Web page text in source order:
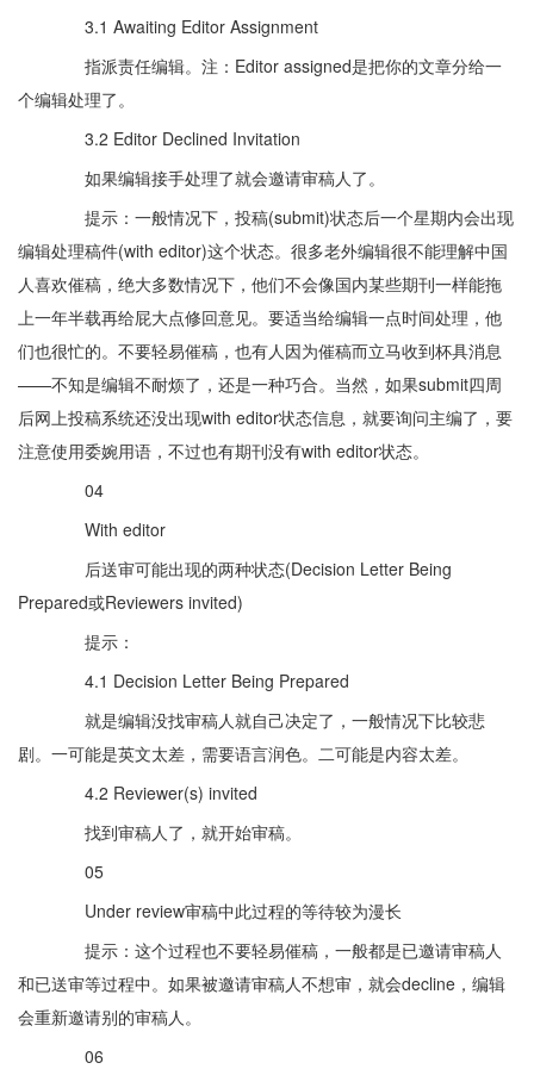
3.1 Awaiting Editor Assignment
指派责任编辑。注：Editor assigned是把你的文章分给一
个编辑处理了。
3.2 Editor Declined Invitation
如果编辑接手处理了就会邀请审稿人了。
提示：一般情况下，投稿(submit)状态后一个星期内会出现
编辑处理稿件(with editor)这个状态。很多老外编辑很不能理解中国
人喜欢催稿，绝大多数情况下，他们不会像国内某些期刊一样能拖
上一年半载再给屁大点修回意见。要适当给编辑一点时间处理，他
们也很忙的。不要轻易催稿，也有人因为催稿而立马收到杯具消息
——不知是编辑不耐烦了，还是一种巧合。当然，如果submit四周
后网上投稿系统还没出现with editor状态信息，就要询问主编了，要
注意使用委婉用语，不过也有期刊没有with editor状态。
04
With editor
后送审可能出现的两种状态(Decision Letter Being
Prepared或Reviewers invited)
提示：
4.1 Decision Letter Being Prepared
就是编辑没找审稿人就自己决定了，一般情况下比较悲
剧。一可能是英文太差，需要语言润色。二可能是内容太差。
4.2 Reviewer(s) invited
找到审稿人了，就开始审稿。
05
Under review审稿中此过程的等待较为漫长
提示：这个过程也不要轻易催稿，一般都是已邀请审稿人
和已送审等过程中。如果被邀请审稿人不想审，就会decline，编辑
会重新邀请别的审稿人。
06